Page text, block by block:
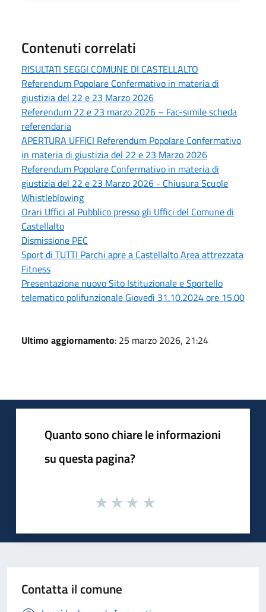
Contenuti correlati
RISULTATI SEGGI COMUNE DI CASTELLALTO
Referendum Popolare Confermativo in materia di
giustizia del 22 e 23 Marzo 2026
Referendum 22 e 23 marzo 2026 – Fac-simile scheda
referendaria
APERTURA UFFICI Referendum Popolare Confermativo
in materia di giustizia del 22 e 23 Marzo 2026
Referendum Popolare Confermativo in materia di
giustizia del 22 e 23 Marzo 2026 - Chiusura Scuole
Whistleblowing
Orari Uffici al Pubblico presso gli Uffici del Comune di
Castellalto
Dismissione PEC
Sport di TUTTI Parchi apre a Castellalto Area attrezzata
Fitness
Presentazione nuovo Sito Istituzionale e Sportello
telematico polifunzionale Giovedì 31.10.2024 ore 15.00
Ultimo aggiornamento: 25 marzo 2026, 21:24
Quanto sono chiare le informazioni
su questa pagina?
Contatta il comune